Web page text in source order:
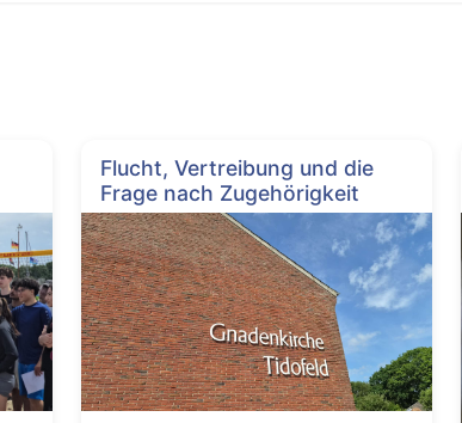
Flucht, Vertreibung und die
Frage nach Zugehörigkeit